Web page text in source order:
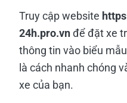
Truy cập website
24h.pro.vnđể đặt xe
thông tin vào biểu
là cách nhanh chóng
xe của bạn.